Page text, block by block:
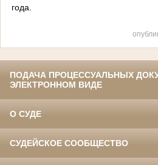
года.
ПОДАЧА ПРОЦЕССУАЛЬНЫХ
ЭЛЕКТРОННОМ ВИДЕ
О СУДЕ
СУДЕЙСКОЕ СООБЩЕСТВО